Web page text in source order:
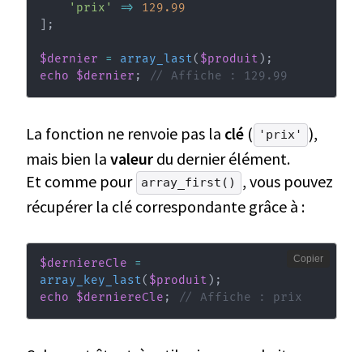
'prix'
=>
129.99
;
$dernier = array_last( $produit ) ;
echo
$dernier ; // Affiche : 129.99
La fonction ne renvoie pas la clé ( 'prix'
),
mais bien la valeur du dernier élément.
Et comme pour
array_first()
, vous pouvez
récupérer la clé correspondante grâce à :
$derniereCle
=
array_key_last( $produit ) ;
echo
$derniereCle ; // Affiche : prix
Copier